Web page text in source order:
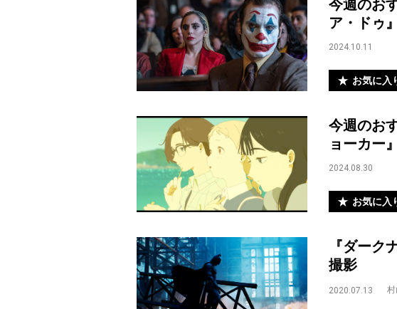
今週のお
ア・ドゥ
2024.10.11
お気に入
今週のお
ョーカー』
2024.08.30
お気に入
『ダー
撮影
2020.07.13